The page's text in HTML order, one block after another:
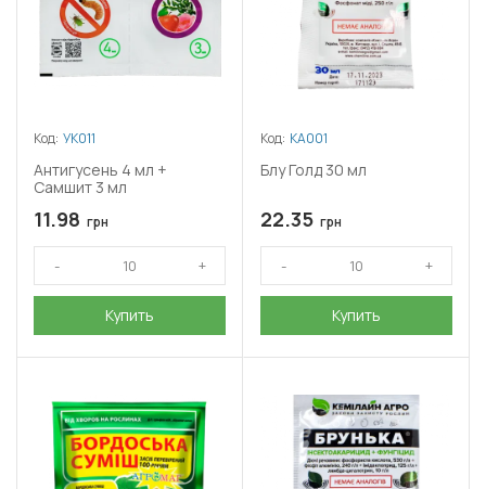
Код: УК011
Антигусень 4 мл +
Самшит 3 мл
11.98 грн
Купить
Код: КА001
Блу Голд 30 мл
22.35 грн
Купить